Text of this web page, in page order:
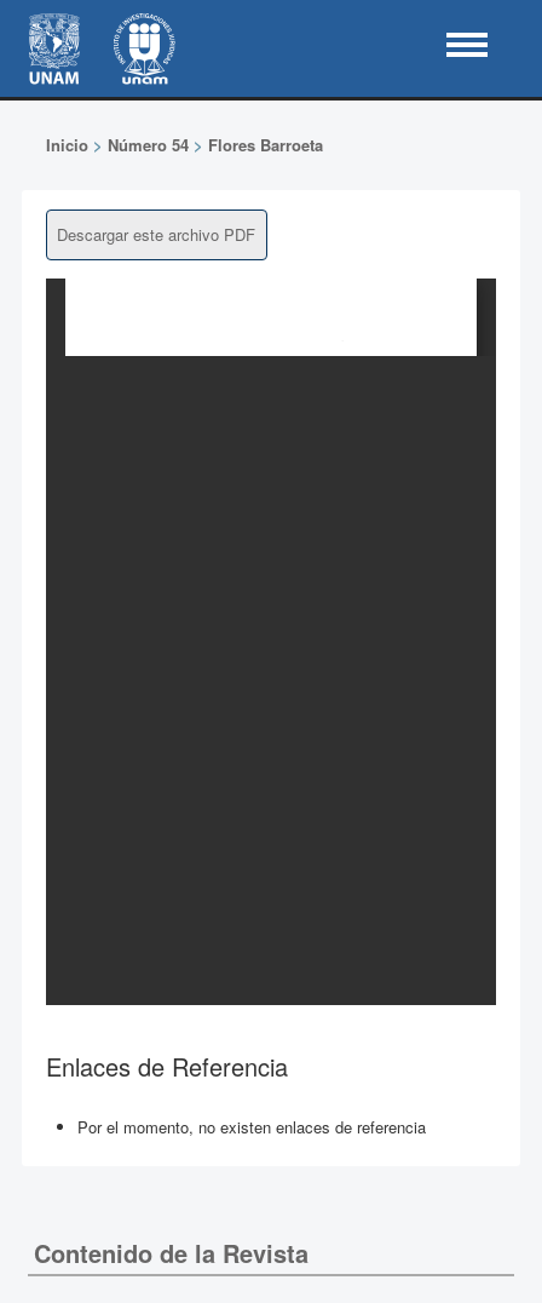
Inicio> Número 54> Flores Barroeta
Descargar este archivo PDF
Enlaces de Referencia
Por el momento, no existen enlaces de referencia
Contenido de la Revista